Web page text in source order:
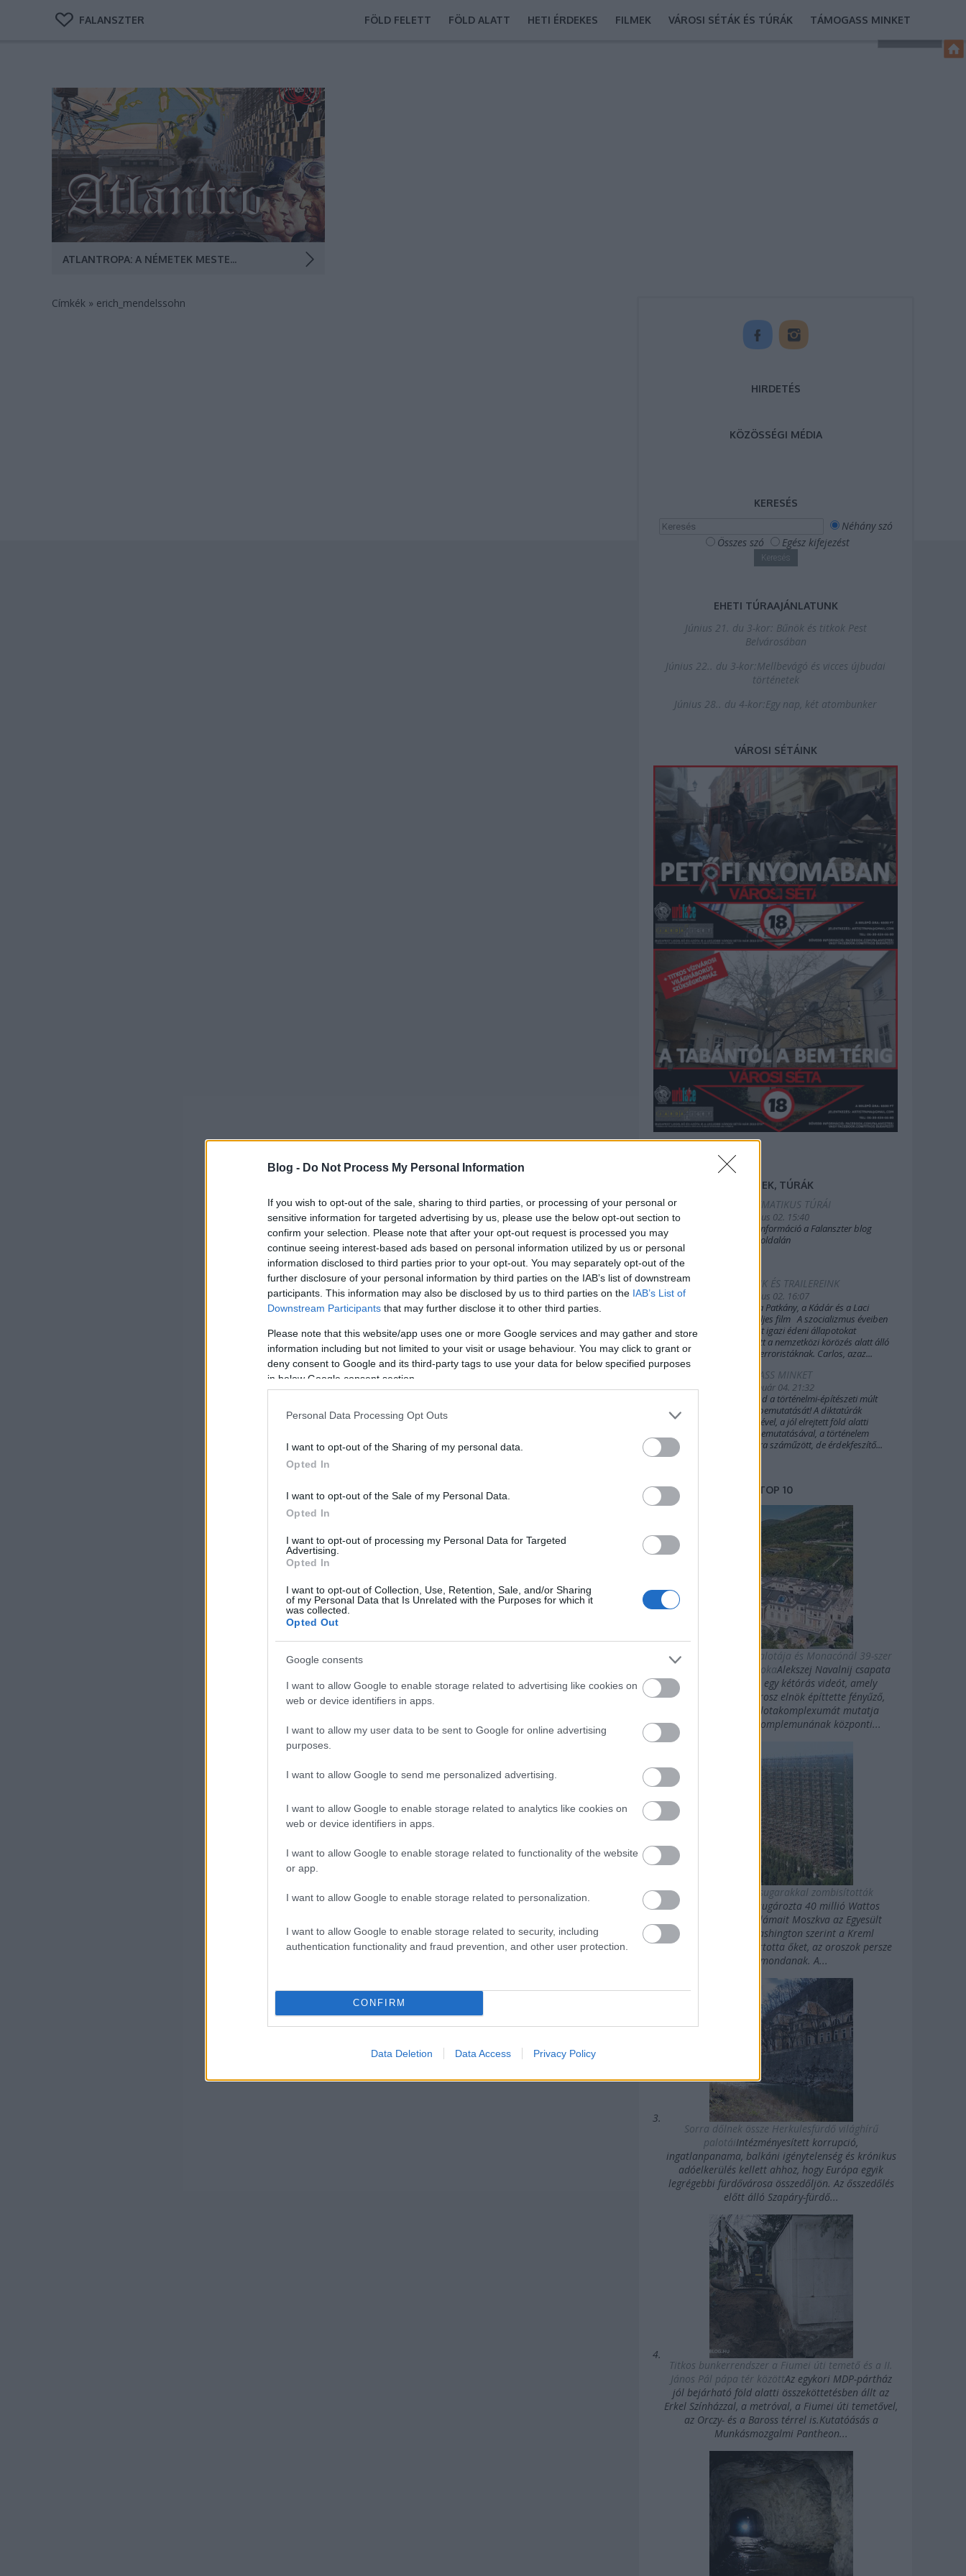
Blog - Do Not Process My Personal Information
If you wish to opt-out of the sale, sharing to third parties, or processing of your personal or
sensitive information for targeted advertising by us, please use the below opt-out section to
confirm your selection. Please note that after your opt-out request is processed you may
continue seeing interest-based ads based on personal information utilized by us or personal
information disclosed to third parties prior to your opt-out. You may separately opt-out of the
further disclosure of your personal information by third parties on the IAB’s list of downstream
participants. This information may also be disclosed by us to third parties on the IAB’s List of
Downstream Participants that may further disclose it to other third parties.
Please note that this website/app uses one or more Google services and may gather and store
information including but not limited to your visit or usage behaviour. You may click to grant or
deny consent to Google and its third-party tags to use your data for below specified purposes
in below Google consent section.
Personal Data Processing Opt Outs
I want to opt-out of the Sharing of my personal data.
Opted In
I want to opt-out of the Sale of my Personal Data.
Opted In
I want to opt-out of processing my Personal Data for Targeted
Advertising.
Opted In
I want to opt-out of Collection, Use, Retention, Sale, and/or Sharing
of my Personal Data that Is Unrelated with the Purposes for which it
was collected.
Opted Out
Google consents
I want to allow Google to enable storage related to advertising like cookies on
web or device identifiers in apps.
I want to allow my user data to be sent to Google for online advertising
purposes.
I want to allow Google to send me personalized advertising.
I want to allow Google to enable storage related to analytics like cookies on
web or device identifiers in apps.
I want to allow Google to enable storage related to functionality of the website
or app.
I want to allow Google to enable storage related to personalization.
I want to allow Google to enable storage related to security, including
authentication functionality and fraud prevention, and other user protection.
CONFIRM
Data Deletion Data Access Privacy Policy
FALANSZTER FÖLD FELETT FÖLD ALATT HETI ÉRDEKES FILMEK VÁROSI SÉTÁK ÉS TÚRÁK TÁMOGASS MINKET
1927-ben új földrészt kívántak létrehozni Európa és
Afrika egyesítésével a Földközi-tenger kiszárítása
árán. A gibraltári erőmű szinte korlátlan
mennyiségben állította volna elő az energiát. Az új
világ neve Atlantropa volt. Egy új kontinens születése.
Atlantropa főgátja Gibraltárnál (Montázs:…
ATLANTROPA: A NÉMETEK MESTERSÉGES KONTINENSE
Címkék » erich_mendelssohn
HIRDETÉS
KÖZÖSSÉGI MÉDIA
KERESÉS
Néhány szó
Összes szó
Egész kifejezést
EHETI TÚRAAJÁNLATUNK
Június 21. du 3-kor: Bűnök és titkok Pest
Belvárosában
Június 22.. du 3-kor:Mellbevágó és vicces újbudai
történetek
Június 28.. du 4-kor:Egy nap, két atombunker
VÁROSI SÉTÁINK
FILMEK, TÚRÁK
2025.TEMATIKUS TÚRÁI
2019. július 02. 15:40
Bővebb információ a Falanszter blog
oldal FB-oldalán
FILMEINK ÉS TRAILEREINK
2019. július 02. 16:07
A Sakál, a Patkány, a Kádár és a Laci
(2022) teljes film A szocializmus éveiben
Budapest igazi édeni állapotokat
biztosított a nemzetközi körözés alatt álló
külföldi terroristáknak. Carlos, azaz...
TÁMOGASS MINKET
2020. január 04. 21:32
Támogasd a történelmi-építészeti múlt
további bemutatását! A diktatúrák
építészetével, a jól elrejtett föld alatti
világok bemutatásával, a történelem
margójára száműzött, de érdekfeszítő...
TOP 10
Putyin titkos luxuspalotája és Monacónál 39-szer
nagyobb magánbirtokaAlekszej Navalnij csapata
kedden közzétett egy kétórás videót, amely
Vlagyimir Putyin orosz elnök építtette fényűző,
Fekete-tengeri palotakomplexumát mutatja
be.Putyin palotakomplemunának központi...
Az oroszok gigasugarakkal zombisították
10 évig sugározta 40 millió Wattos
erősségű rövidhullámait Moszkva az Egyesült
Államok felé. Washington szerint a Kreml
agykontroll alatt tartotta őket, az oroszok persze
mást mondanak. A...
Sorra dőlnek össze Herkulesfürdő világhírű
palotáiIntézményesített korrupció,
ingatlanpanama, balkáni igénytelenség és krónikus
adóelkerülés kellett ahhoz, hogy Európa egyik
legrégebbi fürdővárosa összedőljön. Az ősszedőlés
előtt álló Szapáry-fürdő...
Titkos bunkerrendszer a Fiumei úti temető és a II.
János Pál pápa tér közöttAz egykori MDP-pártház
jól bejárható föld alatti összeköttetésben állt az
Erkel Színházzal, a metróval, a Fiumei úti temetővel,
az Orczy- és a Baross térrel is.Kutatóásás a
Munkásmozgalmi Pantheon...